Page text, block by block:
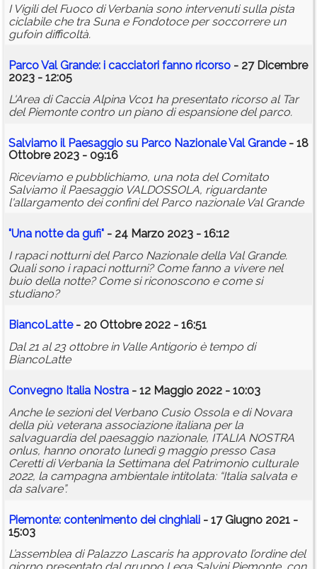
I Vigili del Fuoco di Verbania sono intervenuti sulla pista
ciclabile che tra Suna e Fondotoce per soccorrere un
gufoin difficoltà.
Parco Val Grande: i cacciatori fanno ricorso - 27 Dicembre
2023 - 12:05
L'Area di Caccia Alpina Vco1 ha presentato ricorso al Tar
del Piemonte contro un piano di espansione del parco.
Salviamo il Paesaggio su Parco Nazionale Val Grande- 18
Ottobre 2023 - 09:16
Riceviamo e pubblichiamo, una nota del Comitato
Salviamo il Paesaggio VALDOSSOLA, riguardante
l'allargamento dei confini del Parco nazionale Val Grande
"Una notte da gufi" - 24 Marzo 2023 - 16:12
I rapaci notturni del Parco Nazionale della Val Grande.
Quali sono i rapaci notturni? Come fanno a vivere nel
buio della notte? Come si riconoscono e come si
studiano?
BiancoLatte- 20 Ottobre 2022 - 16:51
Dal 21 al 23 ottobre in Valle Antigorio è tempo di
BiancoLatte
Convegno Italia Nostra - 12 Maggio 2022 - 10:03
Anche le sezioni del Verbano Cusio Ossola e di Novara
della più veterana associazione italiana per la
salvaguardia del paesaggio nazionale, ITALIA NOSTRA
onlus, hanno onorato lunedì 9 maggio presso Casa
Ceretti di Verbania la Settimana del Patrimonio culturale
2022, la campagna ambientale intitolata: “Italia salvata e
da salvare”.
Piemonte: contenimento dei cinghiali - 17 Giugno 2021 -
15:03
L’assemblea di Palazzo Lascaris ha approvato l’ordine del